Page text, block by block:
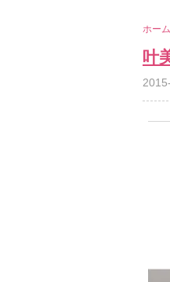
ホーム
叶